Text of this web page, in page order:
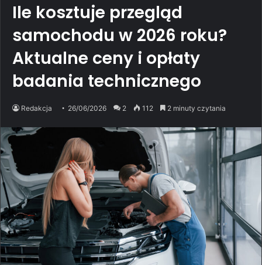
Ile kosztuje przegląd
samochodu w 2026 roku?
Aktualne ceny i opłaty
badania technicznego
Redakcja 26/06/2026 2 112 2 minuty czytania